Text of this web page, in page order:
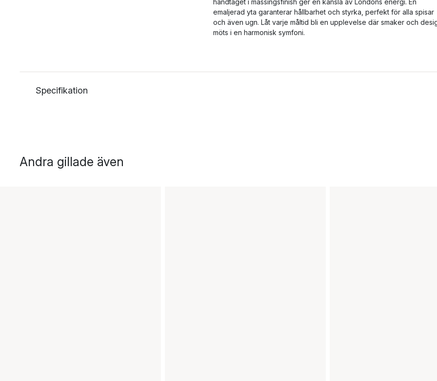
handtaget i mässingsfinish ger en känsla av Londons energi. En
emaljerad yta garanterar hållbarhet och styrka, perfekt för alla spisar
och även ugn. Låt varje måltid bli en upplevelse där smaker och
möts i en harmonisk symfoni.
Specifikation
Andra gillade även